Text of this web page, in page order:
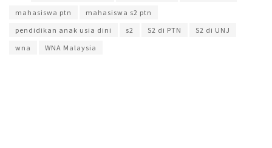
mahasiswa ptn
mahasiswa s2 ptn
pendidikan anak usia dini
s2 S2 di PTN
S2 di UNJ
wna
WNA Malaysia